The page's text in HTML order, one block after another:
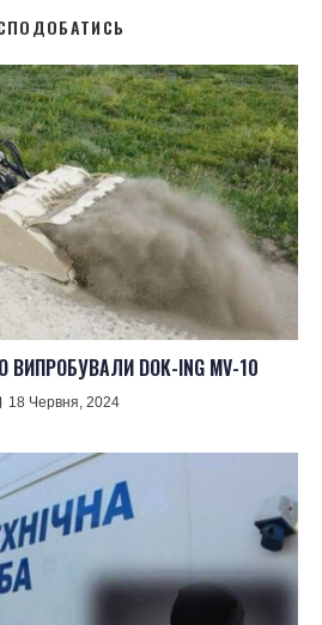
ВИПРОБУВАЛИ DOK-ING MV-10
18 Червня, 2024